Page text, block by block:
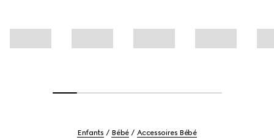
Enfants Bébé Accessoires Bébé